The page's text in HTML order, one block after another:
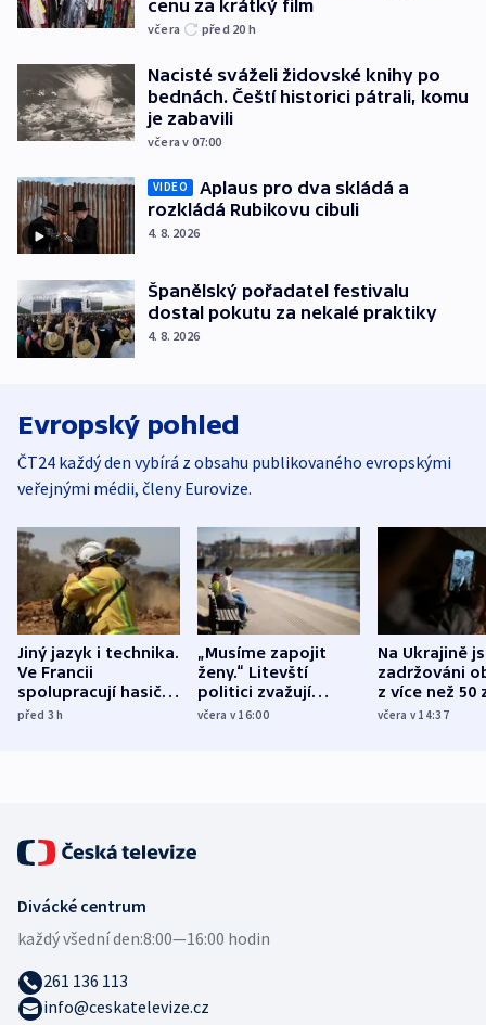
cenu za krátký film
včera před 20 h
Nacisté sváželi židovské knihy po
bednách. Čeští historici pátrali, komu
je zabavili
včera v 07:00
VIDEO
Aplaus pro dva skládá a
rozkládá Rubikovu cibuli
4. 8. 2026
Španělský pořadatel festivalu
dostal pokutu za nekalé praktiky
4. 8. 2026
Evropský pohled
ČT24 každý den vybírá z obsahu publikovaného evropskými
veřejnými médii, členy Eurovize.
Jiný jazyk i technika.
Ve Francii
spolupracují hasiči z
různých zemí
před 3h
„Musíme zapojit
ženy.“ Litevští
politici zvažují
dohodu o
včera v 16:00
Na Ukrajině
zadržováni
z více než 50
Bojovali na
včera v 14:37
Divácké centrum
každý všední den:8:00—16:00 hodin
261 136 113
info@ceskatelevize.cz